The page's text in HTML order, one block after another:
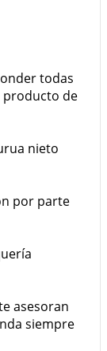
todas
producto de
por parte
asesoran
siempre